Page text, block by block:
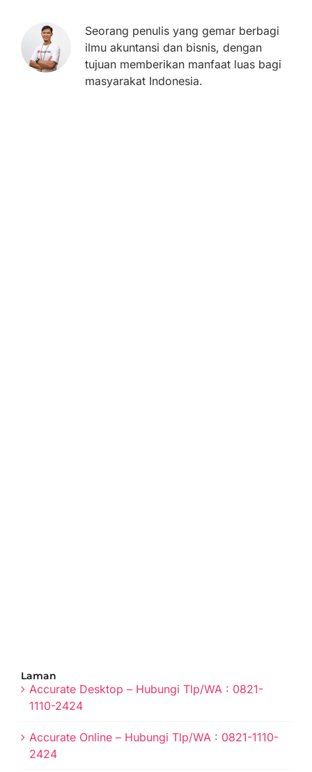
Seorang penulis yang gemar berbagi
ilmu akuntansi dan bisnis, dengan
tujuan memberikan manfaat luas bagi
masyarakat Indonesia.
Laman
Accurate Desktop – Hubungi Tlp/WA : 0821-
1110-2424
Accurate Online – Hubungi Tlp/WA : 0821-1110-
2424